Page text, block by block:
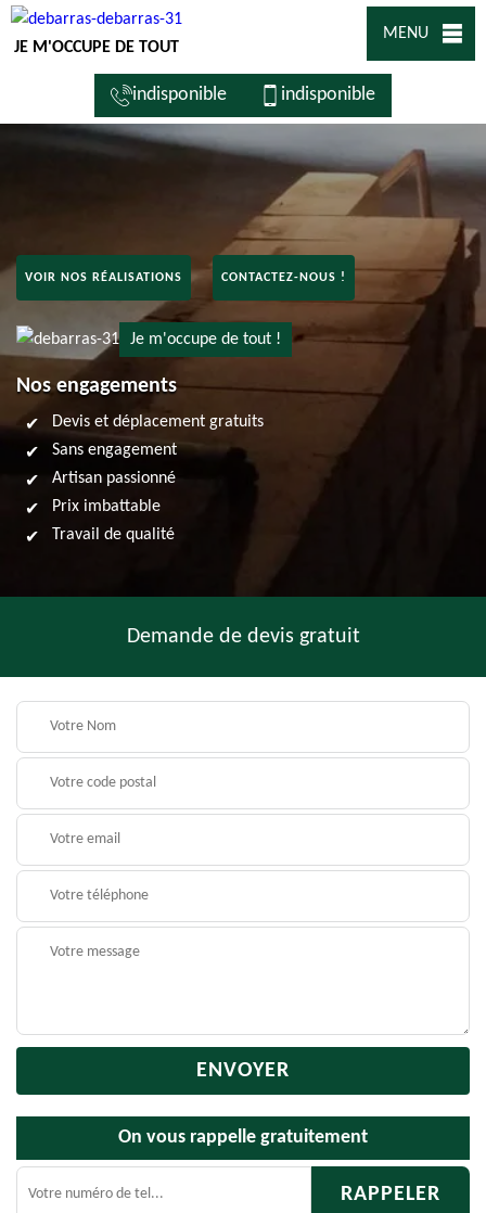
JE M'OCCUPE DE TOUT
MENU
indisponible indisponible
VOIR NOS RÉALISATIONS CONTACTEZ-NOUS !
Je m'occupe de tout !
Nos engagements
Devis et déplacement gratuits
Sans engagement
Artisan passionné
Prix imbattable
Travail de qualité
Demande de devis gratuit
On vous rappelle gratuitement